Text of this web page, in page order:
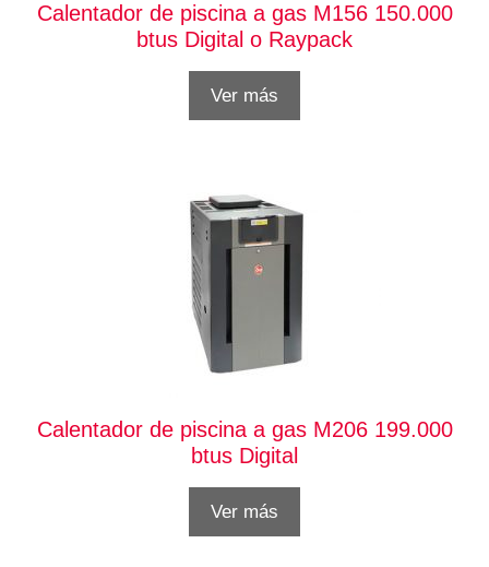
Calentador de piscina a gas M156 150.000
btus Digital o Raypack
Ver más
Calentador de piscina a gas M206 199.000
btus Digital
Ver más